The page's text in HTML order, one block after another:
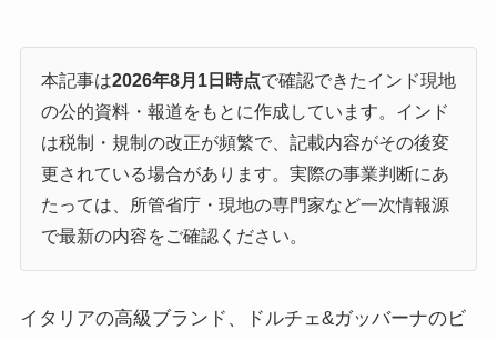
本記事は2026年8月1日時点で確認できたインド現地
の公的資料・報道をもとに作成しています。インド
は税制・規制の改正が頻繁で、記載内容がその後変
更されている場合があります。実際の事業判断にあ
たっては、所管省庁・現地の専門家など一次情報源
で最新の内容をご確認ください。
イタリアの高級ブランド、ドルチェ&ガッバーナのビ